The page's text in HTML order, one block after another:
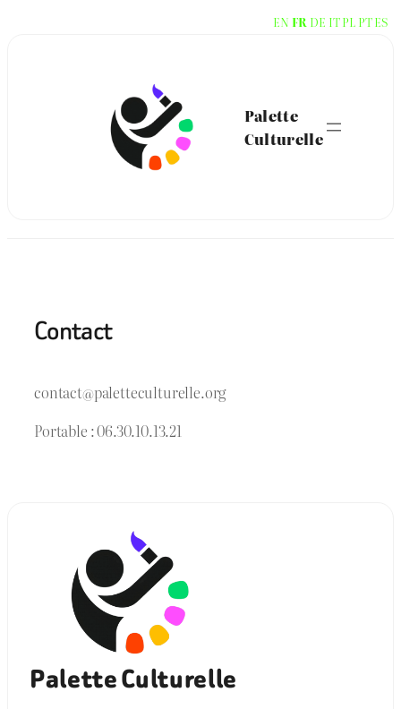
Palette
Culturelle
Contact
contact@paletteculturelle.org
Portable : 06.30.10.13.21
Palette Culturelle
EN FR DE ITPL PTES